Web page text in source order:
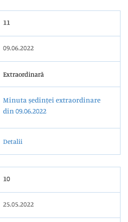
11
09.06.2022
Extraordinară
Minuta ședinței extraordinare
din 09.06.2022
Detalii
10
25.05.2022